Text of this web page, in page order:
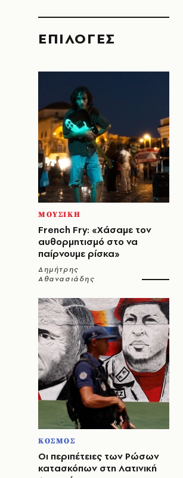
EΠΙΛΟΓΈΣ
ΜΟΥΣΙΚΗ
French Fry: «Χάσαμε τον
αυθορμητισμό στο να
παίρνουμε ρίσκα»
Δημήτρης
Αθανασιάδης
ΚΟΣΜΟΣ
Οι περιπέτειες των Ρώσων
κατασκόπων στη Λατινική